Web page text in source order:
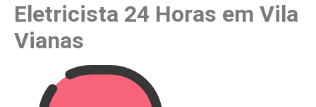
Eletricista 24 Horas em Vila
Vianas